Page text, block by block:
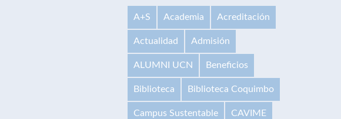
A+S Academia Acreditación
Actualidad Admisión
ALUMNI UCN Beneficios
Biblioteca Biblioteca Coquimbo
Campus Sustentable CAVIME